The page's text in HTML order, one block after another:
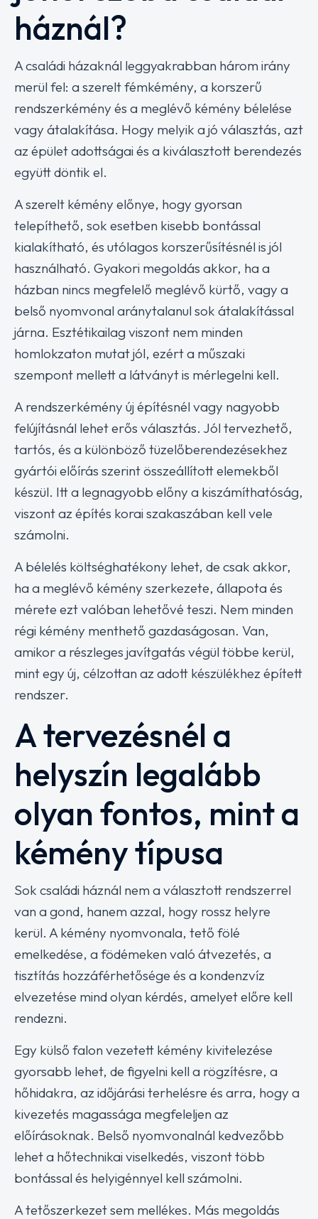
háznál?
A családi házaknál leggyakrabban három irány
merül fel: a szerelt fémkémény, a korszerű
rendszerkémény és a meglévő kémény bélelése
vagy átalakítása. Hogy melyik a jó választás, azt
az épület adottságai és a kiválasztott berendezés
együtt döntik el.
A szerelt kémény előnye, hogy gyorsan
telepíthető, sok esetben kisebb bontással
kialakítható, és utólagos korszerűsítésnél is jól
használható. Gyakori megoldás akkor, ha a
házban nincs megfelelő meglévő kürtő, vagy a
belső nyomvonal aránytalanul sok átalakítással
járna. Esztétikailag viszont nem minden
homlokzaton mutat jól, ezért a műszaki
szempont mellett a látványt is mérlegelni kell.
A rendszerkémény új építésnél vagy nagyobb
felújításnál lehet erős választás. Jól tervezhető,
tartós, és a különböző tüzelőberendezésekhez
gyártói előírás szerint összeállított elemekből
készül. Itt a legnagyobb előny a kiszámíthatóság,
viszont az építés korai szakaszában kell vele
számolni.
A bélelés költséghatékony lehet, de csak akkor,
ha a meglévő kémény szerkezete, állapota és
mérete ezt valóban lehetővé teszi. Nem minden
régi kémény menthető gazdaságosan. Van,
amikor a részleges javítgatás végül többe kerül,
mint egy új, célzottan az adott készülékhez épített
rendszer.
A tervezésnél a
helyszín legalább
olyan fontos, mint a
kémény típusa
Sok családi háznál nem a választott rendszerrel
van a gond, hanem azzal, hogy rossz helyre
kerül. A kémény nyomvonala, tető fölé
emelkedése, a födémeken való átvezetés, a
tisztítás hozzáférhetősége és a kondenzvíz
elvezetése mind olyan kérdés, amelyet előre kell
rendezni.
Egy külső falon vezetett kémény kivitelezése
gyorsabb lehet, de figyelni kell a rögzítésre, a
hőhidakra, az időjárási terhelésre és arra, hogy a
kivezetés magassága megfeleljen az
előírásoknak. Belső nyomvonalnál kedvezőbb
lehet a hőtechnikai viselkedés, viszont több
bontással és helyigénnyel kell számolni.
A tetőszerkezet sem mellékes. Más megoldás